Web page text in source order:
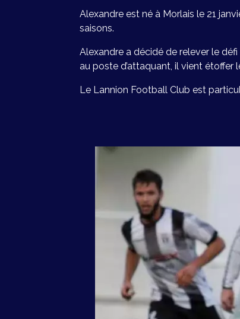
Alexandre est né à Morlais le 21
saisons.
Alexandre a décidé de relever le
au poste d’attaquant, il vient étoffer
Le Lannion Football Club est